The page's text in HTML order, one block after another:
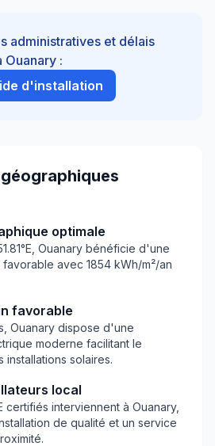
administratives et délais
Ouanary :
d'installation
optimale
°E, Ouanary bénéficie d'une
favorable avec 1854 kWh/m²/an
favorable
Ouanary dispose d'une
moderne facilitant le
solaires.
local
certifiés interviennent à Ouanary,
de qualité et un service